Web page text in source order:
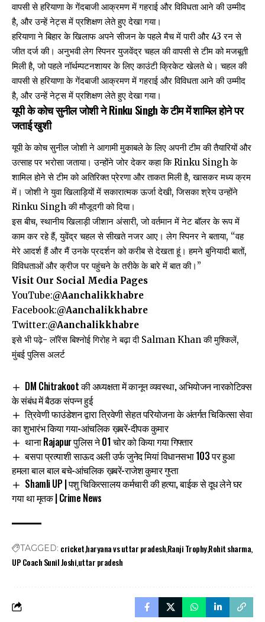
वापसी से हरियाणा के गेंदबाजी आक्रमण में गहराई और विविधता आने की उम्मीद
है, और उन्हें नेट्स में प्रशिक्षण लेते हुए देखा गया।
हरियाणा ने बिहार के खिलाफ अपने सीजन के पहले मैच में पारी और 43 रन से
जीत दर्ज की। अनुभवी लेग स्पिनर युजवेंद्र चहल की वापसी से टीम को मजबूती
मिली है, जो पहले नॉर्थम्पटनशायर के लिए काउंटी क्रिकेट खेलते थे। चहल की
वापसी से हरियाणा के गेंदबाजी आक्रमण में गहराई और विविधता आने की उम्मीद
है, और उन्हें नेट्स में प्रशिक्षण लेते हुए देखा गया।
यूपी के कोच सुनील जोशी ने Rinku Singh के टीम में शामिल होने पर
जताई खुशी
यूपी के कोच सुनील जोशी ने आगामी मुकाबले के लिए अपनी टीम की तैयारियों और
उत्साह पर भरोसा जताया। उन्होंने जोर देकर कहा कि Rinku Singh के
शामिल होने से टीम को अतिरिक्त प्रेरणा और ताकत मिली है, खासकर मध्य क्रम
में। जोशी ने युवा खिलाड़ियों में सकारात्मक ऊर्जा देखी, जिसका श्रेय उन्होंने
Rinku Singh की मौजूदगी को दिया।
इस बीच, स्थानीय खिलाड़ी जीशान अंसारी, जो वर्तमान में नेट बॉलर के रूप में
काम कर रहे हैं, युवेंद्र चहल से सीखते नजर आए। लेग स्पिनर ने बताया, “वह
मेरे आदर्श हैं और मैं उनके प्रदर्शन को करीब से देखता हूं। हमने बुनियादी बातों,
विविधताओं और क्रीज पर पहुंचने के तरीके के बारे में बात की।”
Visit Our Social Media Pages
YouTube:@Aanchalikkhabre
Facebook:@Aanchalikkhabre
Twitter:@Aanchalikkhabre
इसे भी पढ़े-लॉरेंस बिश्नोई गिरोह ने बढ़ा दी Salman Khan की मुश्किलें,
मुंबई पुलिस अलर्ट
DM Chitrakoot की अध्यक्षता में कानून व्यवस्था, अभियोजन नारकोटिक्स
के संबंध में बैठक संपन्न हुई
त्रिवेणी फाउंडेशन द्वारा त्रिवेणी सेहत परियोजना के अंतर्गत चिकित्सा सेवा
का शुभारंभ किया गया-आंचलिक ख़बरें-दीपक कुमार
थाना Rajapur पुलिस ने 01 चोर को किया गया गिफ्तार
बसपा प्रत्याशी साऊद अली उर्फ जुनेद मियां विधानसभा 103 पर हुआ
हमला बाल बाल बचे-आंचलिक ख़बरें-राजेश कुमार गुप्ता
Shamli UP | पशु चिकित्सालय कर्मचारी की हत्या, बाईक से दूध लेने घर
गया था मृतक | Crime News
TAGGED: cricketharyana vs uttar pradeshRanji TrophyRohit sharma
UP Coach Sunil Joshiuttar pradesh